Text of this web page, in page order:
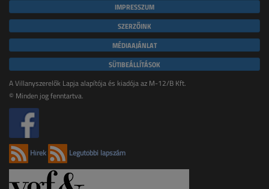
IMPRESSZUM
SZERZŐINK
MÉDIAAJÁNLAT
SÜTIBEÁLLÍTÁSOK
A Villanyszerelők Lapja alapítója és kiadója az M-12/B Kft.
© Minden jog fenntartva.
Hírek Legutóbbi lapszám